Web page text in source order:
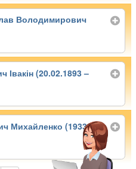
Володимирович
Івакін (20.02.1893 –
Михайленко (1933 –